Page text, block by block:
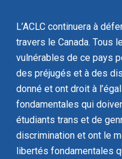
L’ACLC continuera à
travers le Canada. Tous
vulnérables de ce pays
des préjugés et à des
donné et ont droit à
fondamentales qui
étudiants trans et de
discrimination et ont le
libertés fondamentales